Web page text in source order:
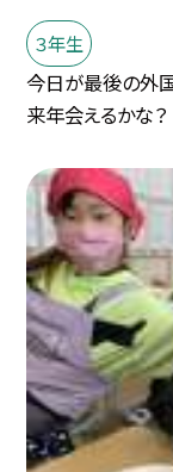
３年生
今日が最後の外
来年会えるかな？